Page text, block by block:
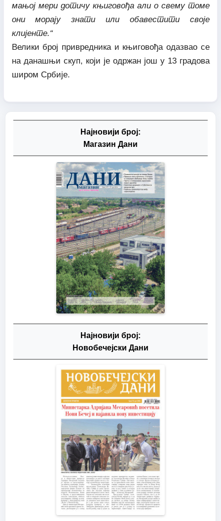
мањој мери дотичу књиговођа али о свему томе
они морају знати или обавестити своје
клијенте.“
Велики број привредника и књиговођа одазвао се
на данашњи скуп, који је одржан још у 13 градова
широм Србије.
Најновији број:
Магазин Дани
Најновији број:
Новобечејски Дани